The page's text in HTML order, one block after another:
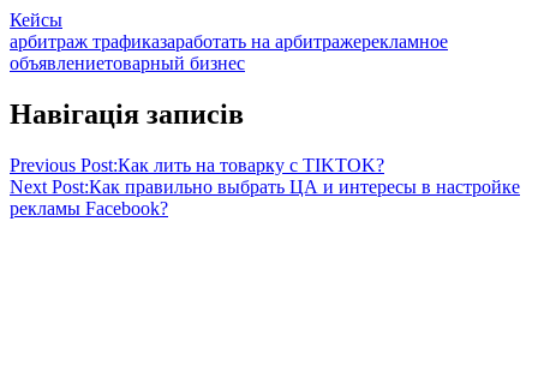
Кейсы
арбитраж трафиказаработать на арбитражерекламное
объявлениетоварный бизнес
Навігація записів
Previous Post:Как лить на товарку с TIKTOK?
Next Post:Как правильно выбрать ЦА и интересы в настройке
рекламы Facebook?